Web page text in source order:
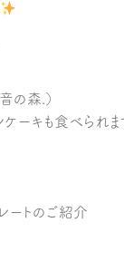
の森.）
ケーキも食べられ
ートのご紹介